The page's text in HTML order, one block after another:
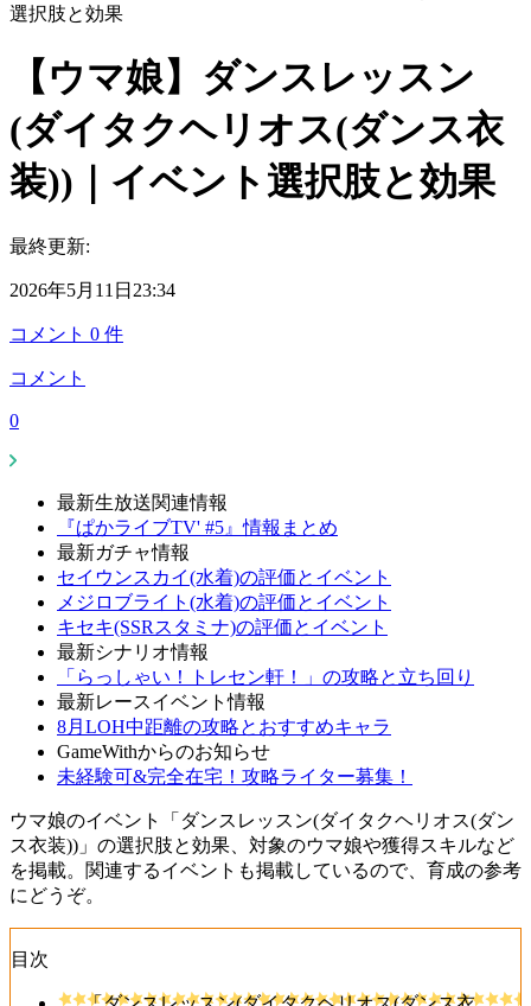
選択肢と効果
【ウマ娘】ダンスレッスン
(ダイタクヘリオス(ダンス衣
装))｜イベント選択肢と効果
最終更新:
2026年5月11日23:34
コメント 0 件
コメント
0
最新生放送関連情報
『ぱかライブTV' #5』情報まとめ
最新ガチャ情報
セイウンスカイ(水着)の評価とイベント
メジロブライト(水着)の評価とイベント
キセキ(SSRスタミナ)の評価とイベント
最新シナリオ情報
「らっしゃい！トレセン軒！」の攻略と立ち回り
最新レースイベント情報
8月LOH中距離の攻略とおすすめキャラ
GameWithからのお知らせ
未経験可&完全在宅！攻略ライター募集！
ウマ娘のイベント「ダンスレッスン(ダイタクヘリオス(ダン
ス衣装))」の選択肢と効果、対象のウマ娘や獲得スキルなど
を掲載。関連するイベントも掲載しているので、育成の参考
にどうぞ。
目次